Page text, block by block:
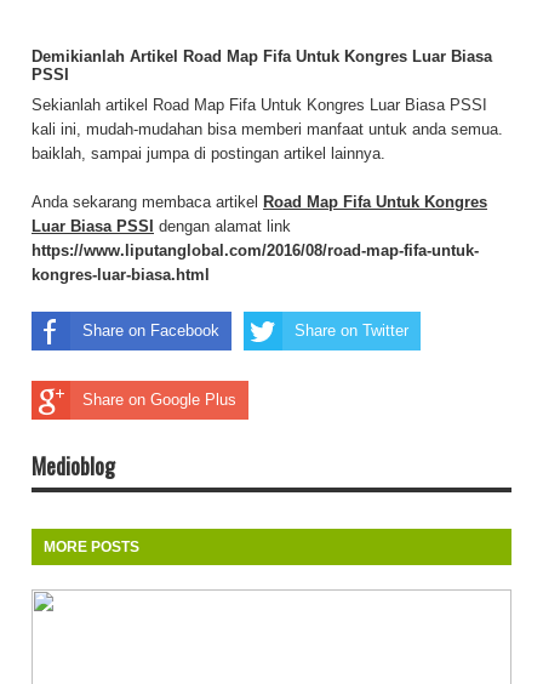
Demikianlah Artikel Road Map Fifa Untuk Kongres Luar Biasa
PSSI
Sekianlah artikel Road Map Fifa Untuk Kongres Luar Biasa PSSI
kali ini, mudah-mudahan bisa memberi manfaat untuk anda semua.
baiklah, sampai jumpa di postingan artikel lainnya.
Anda sekarang membaca artikel Road Map Fifa Untuk Kongres
Luar Biasa PSSI dengan alamat link
https://www.liputanglobal.com/2016/08/road-map-fifa-untuk-
kongres-luar-biasa.html
Share on Facebook Share on Twitter
Share on Google Plus
Medioblog
MORE POSTS